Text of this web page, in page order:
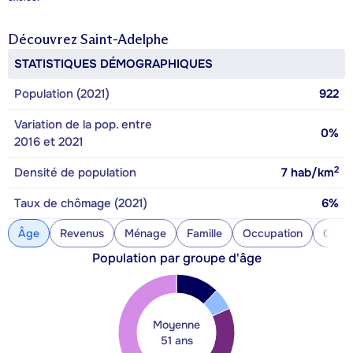
Découvrez Saint-Adelphe
STATISTIQUES DÉMOGRAPHIQUES
Population (2021)
922
Variation de la pop. entre
2016 et 2021
0%
Densité de population 7 hab/km2
Taux de chômage (2021) 6%
Âge Revenus Ménage Famille Occupation
Population par groupe d'âge
Moyenne
51 ans